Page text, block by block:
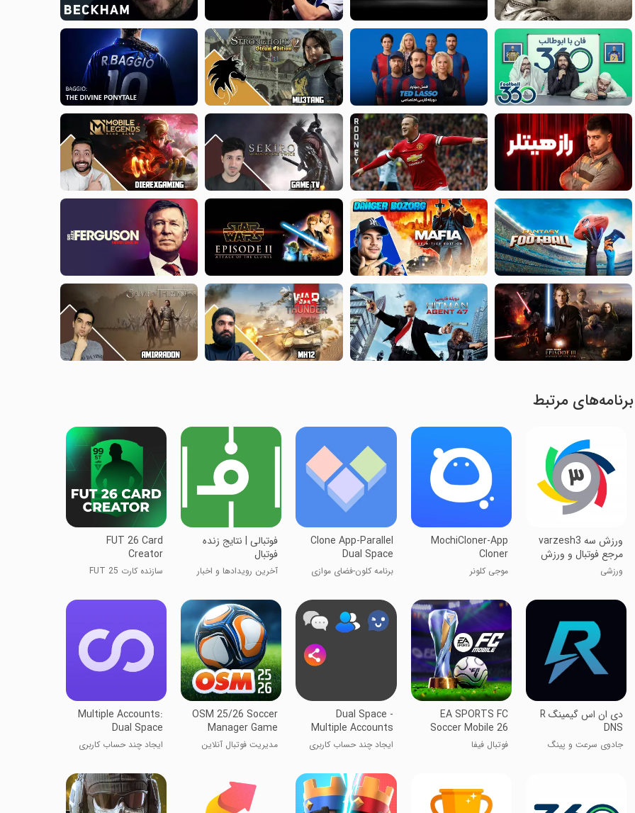
برنامه‌های مرتبط
ورزش سه varzesh3
مرجع فوتبال و ورزش
ورزشی
MochiCloner-App
Cloner
موجی کلونر
Clone App-Parallel
Dual Space
برنامه کلون-فضای موازی
فوتبالی | نتایج زنده
فوتبال
آخرین رویدادها و اخبار
FUT 26 Card
Creator
سازنده کارت FUT 25
‏‏دی ان اس گیمینگ R
DNS
جادوی سرعت و پینگ
EA SPORTS FC
Soccer Mobile 26
فوتبال فیفا
Dual Space -
Multiple Accounts
ایجاد چند حساب کاربری
OSM 25/26 Soccer
Manager Game
مدیریت فوتبال آنلاین
Multiple Accounts:
Dual Space
ایجاد چند حساب کاربری